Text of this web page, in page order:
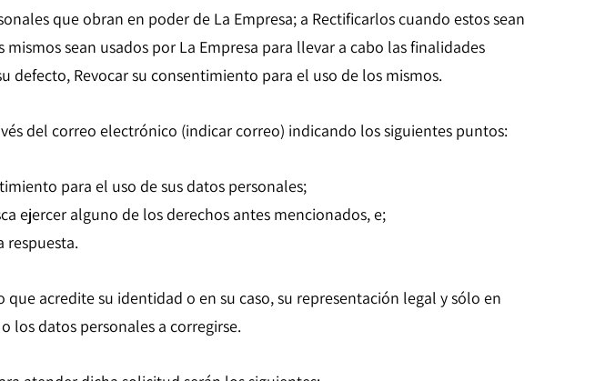
que obran en poder de La Empresa; a Rectificarlos cuando estos sean
sean usados por La Empresa para llevar a cabo las finalidades
defecto, Revocar su consentimiento para el uso de los mismos.
del correo electrónico (indicar correo) indicando los siguientes puntos:
para el uso de sus datos personales;
ejercer alguno de los derechos antes mencionados, e;
acredite su identidad o en su caso, su representación legal y sólo en
los datos personales a corregirse.